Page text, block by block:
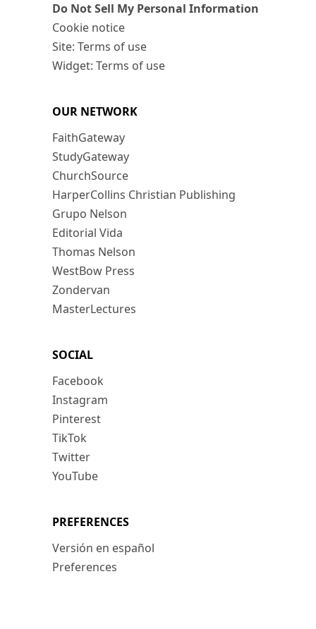
Do Not Sell My Personal Information
Cookie notice
Site: Terms of use
Widget: Terms of use
OUR NETWORK
FaithGateway
StudyGateway
ChurchSource
HarperCollins Christian Publishing
Grupo Nelson
Editorial Vida
Thomas Nelson
WestBow Press
Zondervan
MasterLectures
SOCIAL
Facebook
Instagram
Pinterest
TikTok
Twitter
YouTube
PREFERENCES
Versión en español
Preferences